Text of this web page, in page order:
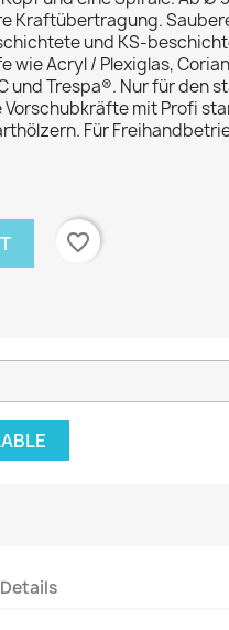
Kraftübertragung.
und KS-
Acryl / Plexiglas,
und Trespa®. Nur für den
mit Profi
Für
favorite_border